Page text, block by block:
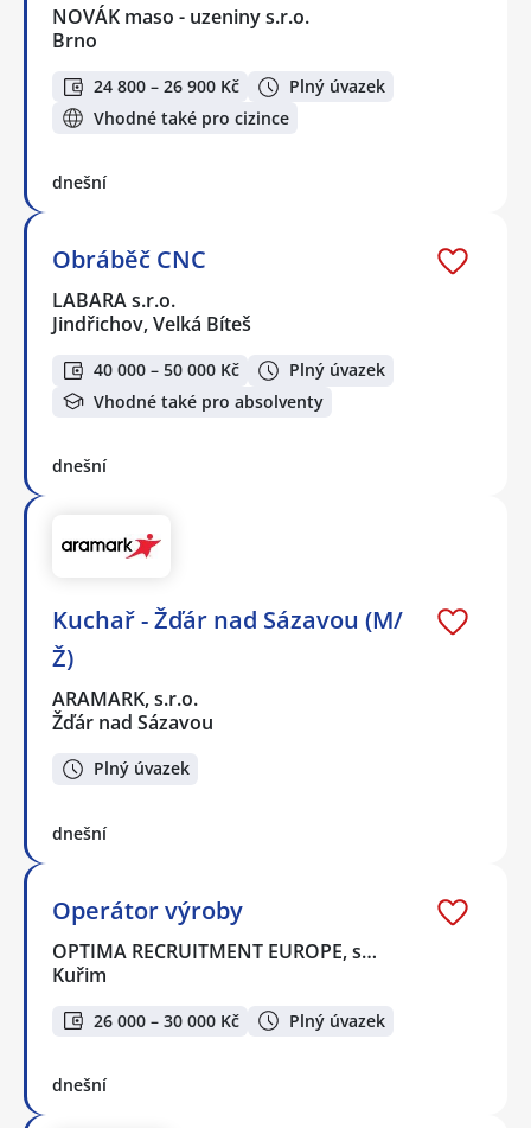
NOVÁK maso - uzeniny s.r.o.
Brno
24 800 – 26 900 Kč
Plný úvazek
Vhodné také pro cizince
dnešní
Obráběč CNC
LABARA s.r.o.
Jindřichov, Velká Bíteš
40 000 – 50 000 Kč
Plný úvazek
Vhodné také pro absolventy
dnešní
Kuchař - Žďár nad Sázavou (M/
Ž)
ARAMARK, s.r.o.
Žďár nad Sázavou
Plný úvazek
dnešní
Operátor výroby
OPTIMA RECRUITMENT EUROPE, s…
Kuřim
26 000 – 30 000 Kč Plný úvazek
dnešní